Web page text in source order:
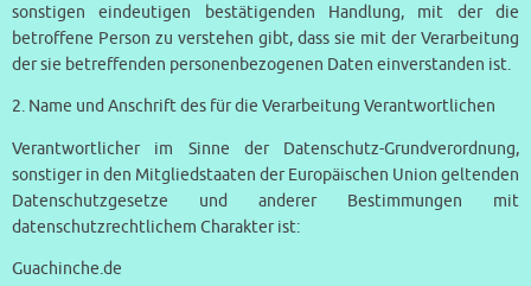
sonstigen eindeutigen bestätigenden Handlung, mit der die
betroffene Person zu verstehen gibt, dass sie mit der Verarbeitung
der sie betreffenden personenbezogenen Daten einverstanden ist.
2. Name und Anschrift des für die Verarbeitung Verantwortlichen
Verantwortlicher im Sinne der Datenschutz-Grundverordnung,
sonstiger in den Mitgliedstaaten der Europäischen Union geltenden
Datenschutzgesetze und anderer Bestimmungen mit
datenschutzrechtlichem Charakter ist:
Guachinche.de